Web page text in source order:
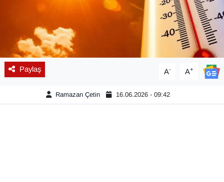
Paylaş A- A+
Ramazan Çetin 16.06.2026 - 09:42
EĞİTİM
EKONOMİ
Eleman